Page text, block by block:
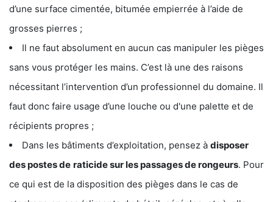
d’une surface cimentée, bitumée empierrée à l’aide de
grosses pierres ;
Il ne faut absolument en aucun cas manipuler les pièges
sans vous protéger les mains. C’est là une des raisons
nécessitant l’intervention d’un professionnel du domaine. Il
faut donc faire usage d’une louche ou d'une palette et de
récipients propres ;
Dans les bâtiments d’exploitation, pensez à disposer
des postes de raticide sur les passages de rongeurs. Pour
ce qui est de la disposition des pièges dans le cas de